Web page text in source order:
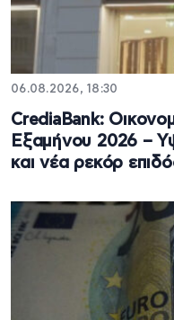
06.08.2026, 18:30
CrediaBank:
Εξαμήνου 2026 –
και νέα ρεκόρ